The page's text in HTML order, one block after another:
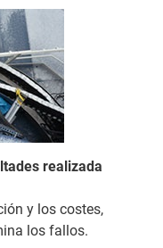
realizada
y los costes,
los fallos.